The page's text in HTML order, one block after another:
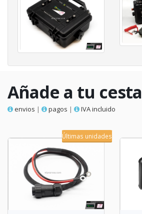
Añade a tu cesta
envios | pagos | IVA incluido
Últimas unidades